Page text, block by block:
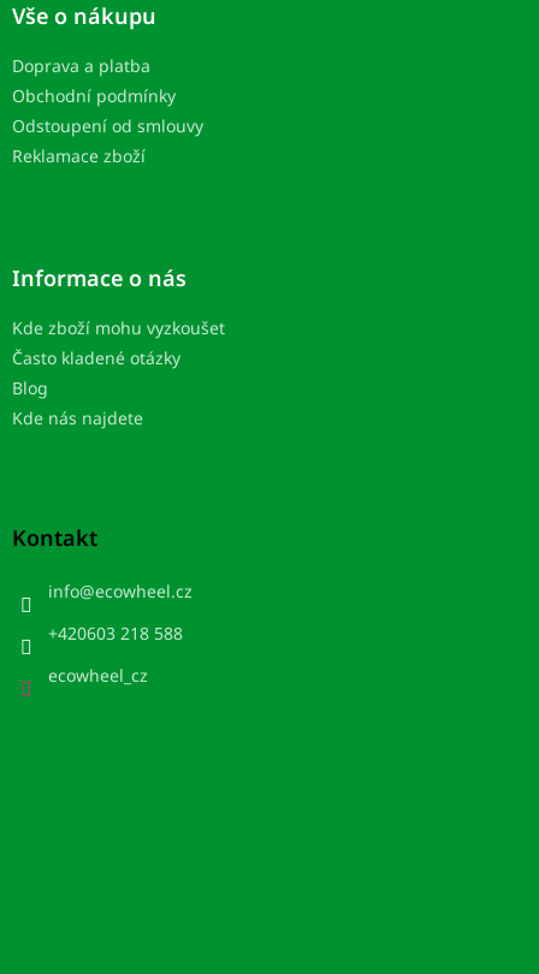
Vše o nákupu
Doprava a platba
Obchodní podmínky
Odstoupení od smlouvy
Reklamace zboží
Informace o nás
Kde zboží mohu vyzkoušet
Často kladené otázky
Blog
Kde nás najdete
Kontakt
info@ecowheel.cz
+420603 218 588
ecowheel_cz